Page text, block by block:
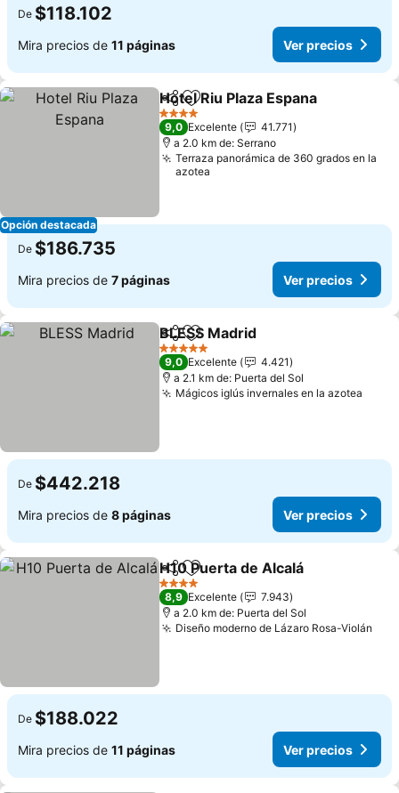
De $118.102
Mira precios de 11 páginas Ver precios
Opción destacada
CompartirAgregar a favoritos
Hotel Riu Plaza Espana
4 Estrellas
9,0 Excelente
41.771
a 2.0 km de: Serrano
Terraza panorámica de 360 grados en la
azotea
De $186.735
Mira precios de 7 páginas Ver precios
CompartirAgregar a favoritos
BLESS Madrid
5 Estrellas
9,0 Excelente
4.421
a 2.1 km de: Puerta del Sol
Mágicos iglús invernales en la azotea
De $442.218
Mira precios de 8 páginas Ver precios
CompartirAgregar a favoritos
H10 Puerta de Alcalá
4 Estrellas
8,9 Excelente
7.943
a 2.0 km de: Puerta del Sol
Diseño moderno de Lázaro Rosa-Violán
De $188.022
Mira precios de 11 páginas Ver precios